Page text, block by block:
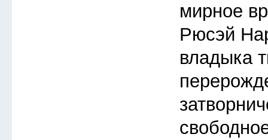
мирное
Рюсэй
владыка